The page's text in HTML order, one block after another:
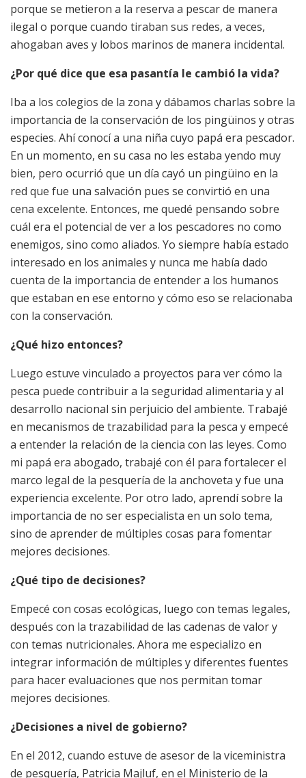
porque se metieron a la reserva a pescar de manera
ilegal o porque cuando tiraban sus redes, a veces,
ahogaban aves y lobos marinos de manera incidental.
¿Por qué dice que esa pasantía le cambió la vida?
Iba a los colegios de la zona y dábamos charlas sobre la
importancia de la conservación de los pingüinos y otras
especies. Ahí conocí a una niña cuyo papá era pescador.
En un momento, en su casa no les estaba yendo muy
bien, pero ocurrió que un día cayó un pingüino en la
red que fue una salvación pues se convirtió en una
cena excelente. Entonces, me quedé pensando sobre
cuál era el potencial de ver a los pescadores no como
enemigos, sino como aliados. Yo siempre había estado
interesado en los animales y nunca me había dado
cuenta de la importancia de entender a los humanos
que estaban en ese entorno y cómo eso se relacionaba
con la conservación.
¿Qué hizo entonces?
Luego estuve vinculado a proyectos para ver cómo la
pesca puede contribuir a la seguridad alimentaria y al
desarrollo nacional sin perjuicio del ambiente. Trabajé
en mecanismos de trazabilidad para la pesca y empecé
a entender la relación de la ciencia con las leyes. Como
mi papá era abogado, trabajé con él para fortalecer el
marco legal de la pesquería de la anchoveta y fue una
experiencia excelente. Por otro lado, aprendí sobre la
importancia de no ser especialista en un solo tema,
sino de aprender de múltiples cosas para fomentar
mejores decisiones.
¿Qué tipo de decisiones?
Empecé con cosas ecológicas, luego con temas legales,
después con la trazabilidad de las cadenas de valor y
con temas nutricionales. Ahora me especializo en
integrar información de múltiples y diferentes fuentes
para hacer evaluaciones que nos permitan tomar
mejores decisiones.
¿Decisiones a nivel de gobierno?
En el 2012, cuando estuve de asesor de la viceministra
de pesquería, Patricia Majluf, en el Ministerio de la